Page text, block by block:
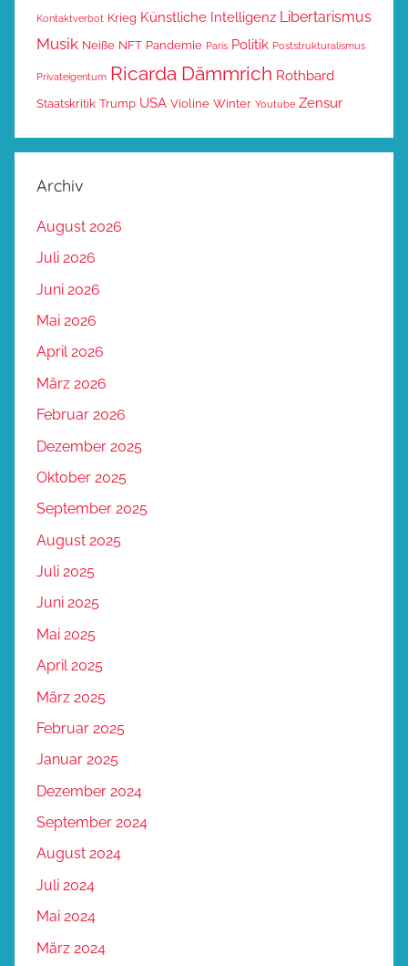
Kontaktverbot Krieg Künstliche Intelligenz Libertarismus
Musik Neiße NFT Pandemie Paris Politik Poststrukturalismus
Privateigentum Ricarda Dämmrich Rothbard
Staatskritik Trump USA Violine Winter Youtube Zensur
Archiv
August 2026
Juli 2026
Juni 2026
Mai 2026
April 2026
März 2026
Februar 2026
Dezember 2025
Oktober 2025
September 2025
August 2025
Juli 2025
Juni 2025
Mai 2025
April 2025
März 2025
Februar 2025
Januar 2025
Dezember 2024
September 2024
August 2024
Juli 2024
Mai 2024
März 2024